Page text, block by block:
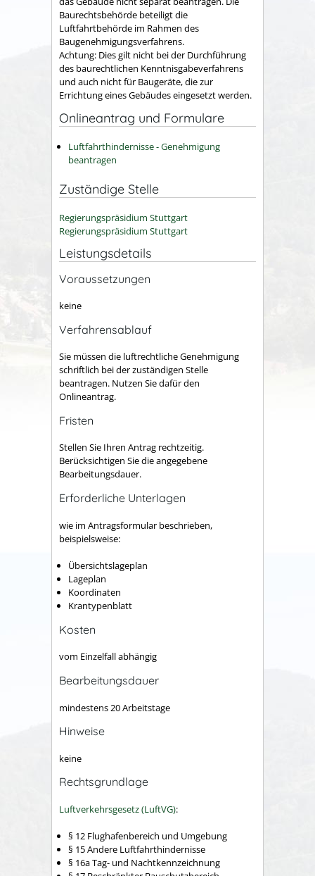
Baurechtsbehörde beteiligt die
Luftfahrtbehörde im Rahmen des
Baugenehmigungsverfahrens.
Achtung: Dies gilt nicht bei der Durchführung
des baurechtlichen Kenntnisgabeverfahrens
und auch nicht für Baugeräte, die zur
Errichtung eines Gebäudes eingesetzt werden.
Onlineantrag und Formulare
Luftfahrthindernisse - Genehmigung
beantragen
Zuständige Stelle
Regierungspräsidium Stuttgart
Regierungspräsidium Stuttgart
Leistungsdetails
Voraussetzungen
keine
Verfahrensablauf
Sie müssen die luftrechtliche Genehmigung
schriftlich bei der zuständigen Stelle
beantragen. Nutzen Sie dafür den
Onlineantrag.
Fristen
Stellen Sie Ihren Antrag rechtzeitig.
Berücksichtigen Sie die angegebene
Bearbeitungsdauer.
Erforderliche Unterlagen
wie im Antragsformular beschrieben,
beispielsweise:
Übersichtslageplan
Lageplan
Koordinaten
Krantypenblatt
Kosten
vom Einzelfall abhängig
Bearbeitungsdauer
mindestens 20 Arbeitstage
Hinweise
keine
Rechtsgrundlage
Luftverkehrsgesetz (LuftVG):
§ 12 Flughafenbereich und Umgebung
§ 15 Andere Luftfahrthindernisse
§ 16a Tag- und Nachtkennzeichnung